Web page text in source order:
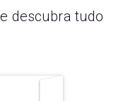
descubra tudo